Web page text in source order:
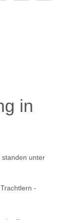
in
standen unter
-